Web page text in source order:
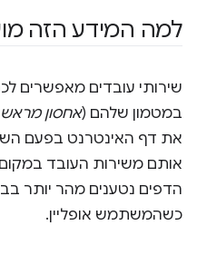
למה המידע הזה
שירותי עובדים מאפשרים
במטמון שלהם (אחסון מראש
את דף האינטרנט בפעם
אותם משירות העובד
הדפים נטענים מהר יותר
כשהמשתמש אופליין.